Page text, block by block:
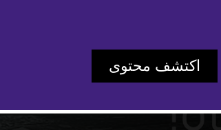
Play
Videoاكتشف محتوى